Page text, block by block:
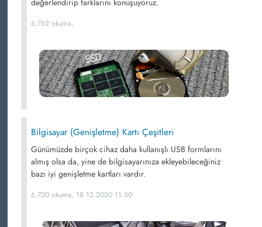
değerlendirip farklarını konuşuyoruz.
6,762 okuma,
Bilgisayar (Genişletme) Kartı Çeşitleri
Günümüzde birçok cihaz daha kullanışlı USB formlarını
almış olsa da, yine de bilgisayarınıza ekleyebileceğiniz
bazı iyi genişletme kartları vardır.
6,720 okuma, 18.12.2020 11:50